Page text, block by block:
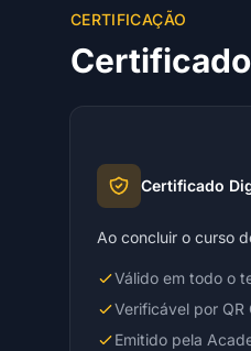
CERTIFICAÇÃO
Certificado
Ao concluir o curso
Válido em todo o
Verificável por QR
Emitido pela